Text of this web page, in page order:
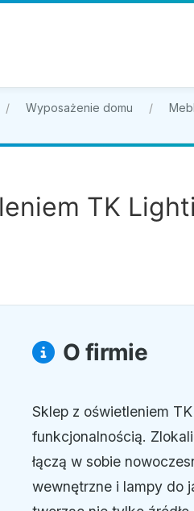
Wyposażenie domu
TK
O firmie
Sklep z oświetleniem
funkcjonalnością.
łączą w sobie
wewnętrzne i lampy do